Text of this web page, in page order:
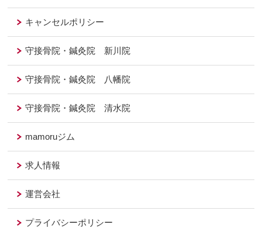
キャンセルポリシー
守接骨院・鍼灸院 新川院
守接骨院・鍼灸院 八幡院
守接骨院・鍼灸院 清水院
mamoruジム
求人情報
運営会社
プライバシーポリシー